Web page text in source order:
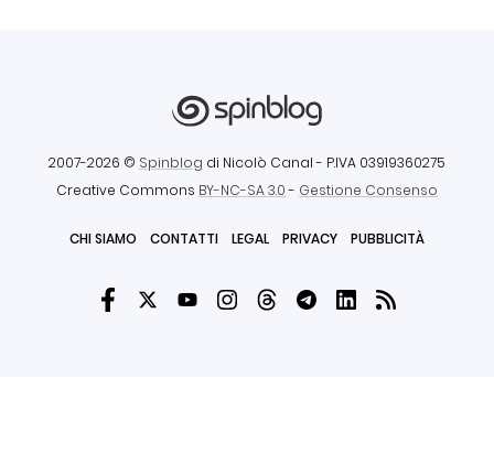
2007-2026 © Spinblog di Nicolò Canal - P.IVA 03919360275
Creative Commons BY-NC-SA 3.0- Gestione Consenso
CHI SIAMO CONTATTI LEGAL PRIVACY PUBBLICITÀ